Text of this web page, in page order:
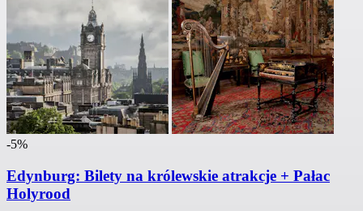
-5%
Edynburg: Bilety na królewskie atrakcje + Pałac
Holyrood